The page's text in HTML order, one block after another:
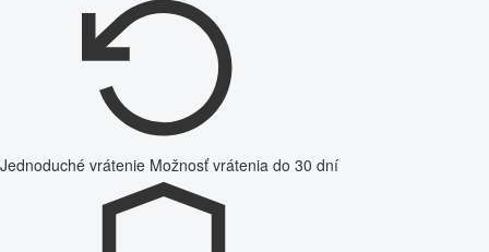
Jednoduché vrátenie Možnosť vrátenia do 30 dní